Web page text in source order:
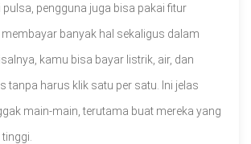
pulsa, pengguna juga bisa pakai fitur
banyak hal sekaligus dalam
kamu bisa bayar listrik, air, dan
tanpa harus klik satu per satu. Ini jelas
main-main, terutama buat mereka yang